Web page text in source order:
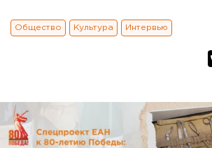
Общество Культура Интервью